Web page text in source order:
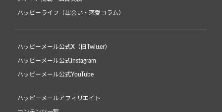
ハッピーライフ（出会い・恋愛コラム）
ハッピーメール公式X（旧Twitter）
ハッピーメール公式instagram
ハッピーメール公式YouTube
ハッピーメールアフィリエイト